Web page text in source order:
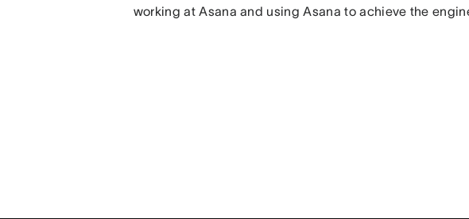
working at Asana and using Asana to achieve the